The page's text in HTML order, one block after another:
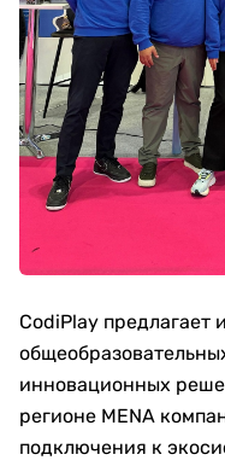
CodiPlay
инновационных
регионе MENA
подключения к